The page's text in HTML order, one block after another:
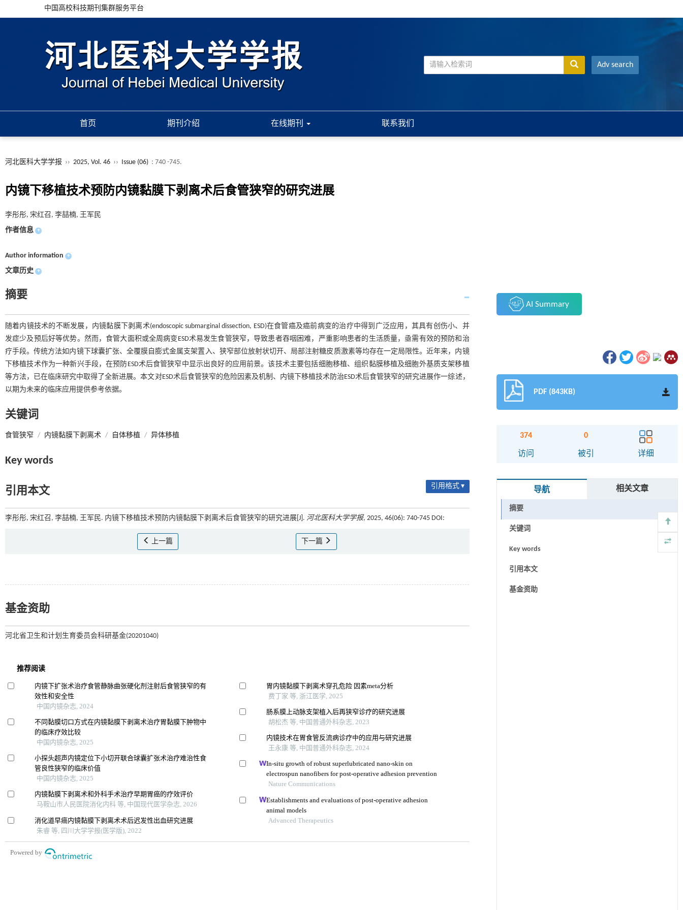
中国高校科技期刊集群服务平台
Adv search
首页 期刊介绍 在线期刊 联系我们
河北医科大学学报 ›› 2025, Vol. 46 ›› Issue (06) : 740 -745.
内镜下移植技术预防内镜黏膜下剥离术后食管狭窄的研究进展
李彤彤, 宋红召, 李喆楠, 王军民
作者信息 +
Author information +
文章历史 +
摘要
随着内镜技术的不断发展，内镜黏膜下剥离术(endoscopic submarginal dissection, ESD)在食管癌及癌前病变的治疗中得到广泛应用，其具有创伤小、并
发症少及预后好等优势。然而，食管大面积或全周病变ESD术易发生食管狭窄，导致患者吞咽困难，严重影响患者的生活质量，亟需有效的预防和治
疗手段。传统方法如内镜下球囊扩张、全覆膜自膨式金属支架置入、狭窄部位放射状切开、局部注射糖皮质激素等均存在一定局限性。近年来，内镜
下移植技术作为一种新兴手段，在预防ESD术后食管狭窄中显示出良好的应用前景。该技术主要包括细胞移植、组织黏膜移植及细胞外基质支架移植
等方法，已在临床研究中取得了全新进展。本文对ESD术后食管狭窄的危险因素及机制、内镜下移植技术防治ESD术后食管狭窄的研究进展作一综述，
以期为未来的临床应用提供参考依据。
关键词
食管狭窄 / 内镜黏膜下剥离术 / 自体移植 / 异体移植
Key words
引用本文 引用格式 ▾
李彤彤, 宋红召, 李喆楠, 王军民. 内镜下移植技术预防内镜黏膜下剥离术后食管狭窄的研究进展[J]. 河北医科大学学报, 2025, 46(06): 740-745 DOI:
上一篇 下一篇
基金资助
河北省卫生和计划生育委员会科研基金(20201040)
AI Summary
PDF (843KB)
374
访问
0
被引 详细
导航 相关文章
摘要
关键词
Key words
引用本文
基金资助